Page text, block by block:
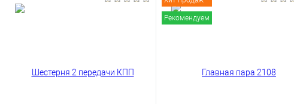
Рекомендуем